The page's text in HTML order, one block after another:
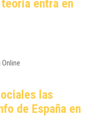
entra en
las
de España en